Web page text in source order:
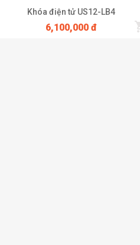
Khóa điện tử US12-LB4
6,100,000 đ
tự động mở cửa nhanh chóng chỉ 1
mang theo chìa khóa trong người
không có đầu dây nhận tín hiệu.